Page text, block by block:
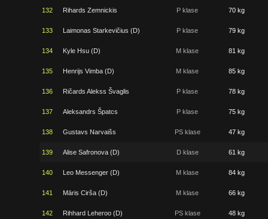
132 Rihards Zemnickis P klase 70 kg
133 Laimonas Starkevičius (D) P klase 79 kg
134 Kyle Hsu (D) M klase 81 kg
135 Henrijs Vimba (D) M klase 85 kg
136 Ričards Alekss Švaglis P klase 78 kg
137 Aleksandrs Špatcs P klase 75 kg
138 Gustavs Narvaišs PS klase 47 kg
139 Alise Safronova (D) D klase 61 kg
140 Leo Messenger (D) M klase 84 kg
141 Māris Cirša (D) M klase 66 kg
142 Rihhard Leheroo (D) PS klase 48 kg